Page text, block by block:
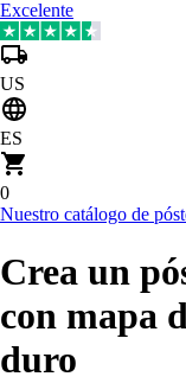
Excelente
US
ES
0
Nuestro catálogo de
Crea un
con mapa
duro